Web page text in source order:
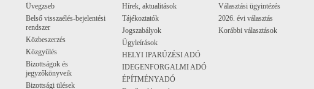
Üvegzseb
Belső visszaélés-bejelentési
rendszer
Közbeszerzés
Közgyűlés
Bizottságok és
jegyzőkönyveik
Bizottsági ülések
Hírek, aktualitások
Tájékoztatók
Jogszabályok
Ügyleírások
HELYI IPARŰZÉSI ADÓ
IDEGENFORGALMI ADÓ
ÉPÍTMÉNYADÓ
Választási ügyintézés
2026. évi választás
Korábbi választások